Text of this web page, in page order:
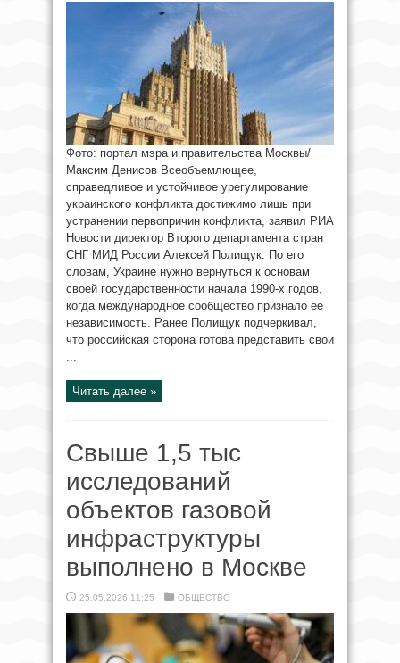
Фото: портал мэра и правительства Москвы/
Максим Денисов Всеобъемлющее,
справедливое и устойчивое урегулирование
украинского конфликта достижимо лишь при
устранении первопричин конфликта, заявил РИА
Новости директор Второго департамента стран
СНГ МИД России Алексей Полищук. По его
словам, Украине нужно вернуться к основам
своей государственности начала 1990-х годов,
когда международное сообщество признало ее
независимость. Ранее Полищук подчеркивал,
что российская сторона готова представить свои
...
Читать далее »
Свыше 1,5 тыс
исследований
объектов газовой
инфраструктуры
выполнено в Москве
25.05.2026 11:25 ОБЩЕСТВО